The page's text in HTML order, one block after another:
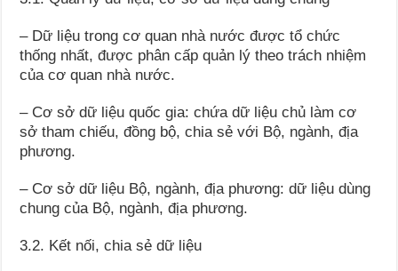
– Dữ liệu trong cơ quan nhà nước được tổ chức
thống nhất, được phân cấp quản lý theo trách nhiệm
của cơ quan nhà nước.
– Cơ sở dữ liệu quốc gia: chứa dữ liệu chủ làm cơ
sở tham chiếu, đồng bộ, chia sẻ với Bộ, ngành, địa
phương.
– Cơ sở dữ liệu Bộ, ngành, địa phương: dữ liệu dùng
chung của Bộ, ngành, địa phương.
3.2. Kết nối, chia sẻ dữ liệu